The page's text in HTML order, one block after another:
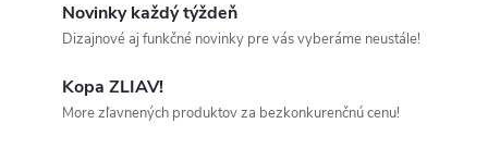
Novinky každý týždeň
Dizajnové aj funkčné novinky pre vás vyberáme neustále!
Kopa ZLIAV!
More zľavnených produktov za bezkonkurenčnú cenu!